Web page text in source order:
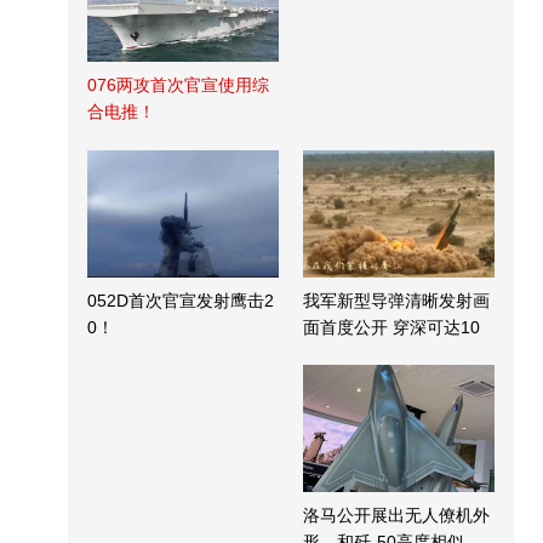
076两攻首次官宣使用综
合电推！
052D首次官宣发射鹰击2
0！
我军新型导弹清晰发射画
面首度公开 穿深可达10
洛马公开展出无人僚机外